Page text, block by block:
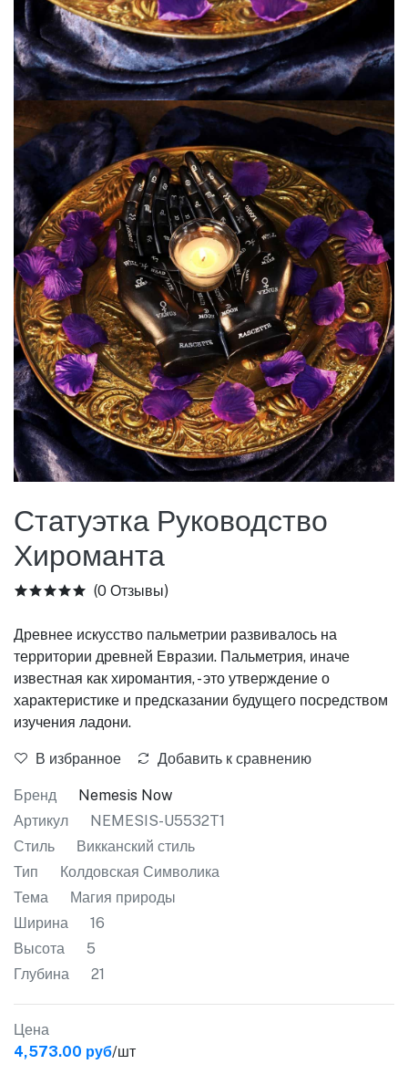
Статуэтка Руководство
Хироманта
(0 Отзывы)
Древнее искусство пальметрии развивалось на
территории древней Евразии. Пальметрия, иначе
известная как хиромантия, - это утверждение о
характеристике и предсказании будущего посредством
изучения ладони.
В избранное Добавить к сравнению
Бренд
Nemesis Now
Артикул
NEMESIS-U5532T1
Стиль
Викканский стиль
Тип
Колдовская Символика
Тема
Магия природы
Ширина
16
Высота
5
Глубина
21
Цена
4,573.00 руб/шт